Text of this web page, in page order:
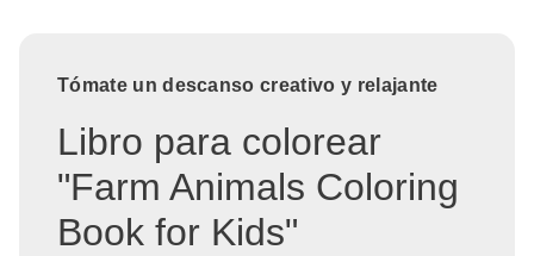
Tómate un descanso creativo y relajante
Libro para colorear
"Farm Animals Coloring
Book for Kids"